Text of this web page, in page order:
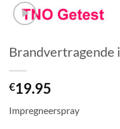
Brandvertragende
€19.95
Impregneerspray